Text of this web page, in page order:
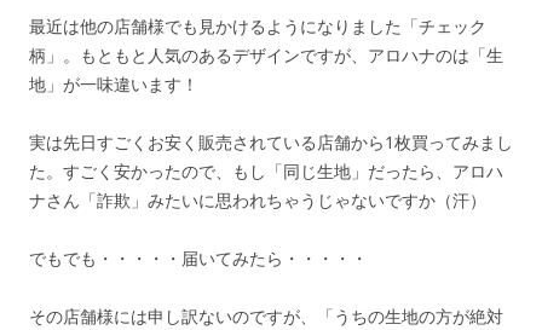
最近は他の店舗様でも見かけるようになりました「チェック
柄」。もともと人気のあるデザインですが、アロハナのは「生
地」が一味違います！
実は先日すごくお安く販売されている店舗から1枚買ってみまし
た。すごく安かったので、もし「同じ生地」だったら、アロハ
ナさん「詐欺」みたいに思われちゃうじゃないですか（汗）
でもでも・・・・・届いてみたら・・・・・
その店舗様には申し訳ないのですが、「うちの生地の方が絶対